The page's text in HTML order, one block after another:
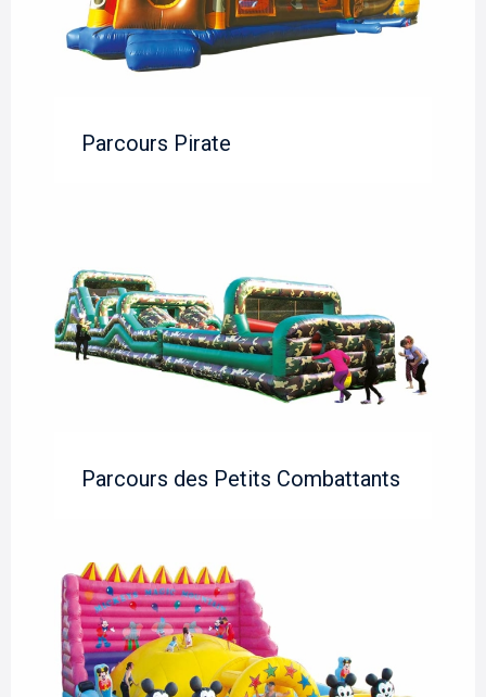
Parcours Pirate
Parcours des Petits Combattants